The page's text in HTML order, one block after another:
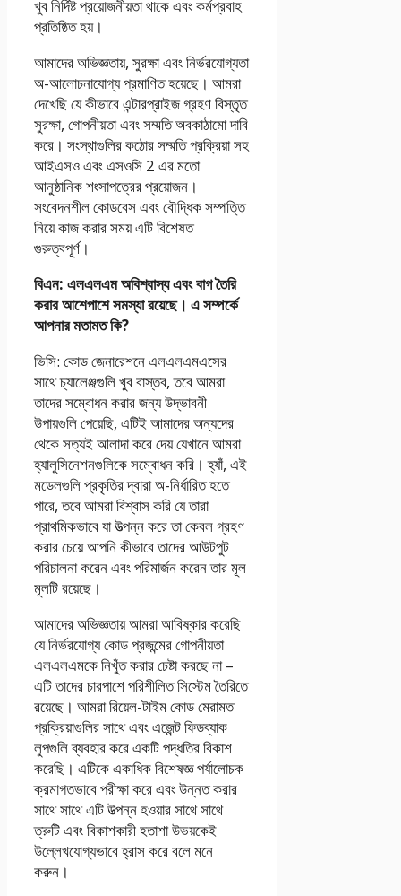
খুব নির্দিষ্ট প্রয়োজনীয়তা থাকে এবং কর্মপ্রবাহ
প্রতিষ্ঠিত হয়।
আমাদের অভিজ্ঞতায়, সুরক্ষা এবং নির্ভরযোগ্যতা
অ-আলোচনাযোগ্য প্রমাণিত হয়েছে। আমরা
দেখেছি যে কীভাবে এন্টারপ্রাইজ গ্রহণ বিস্তৃত
সুরক্ষা, গোপনীয়তা এবং সম্মতি অবকাঠামো দাবি
করে। সংস্থাগুলির কঠোর সম্মতি প্রক্রিয়া সহ
আইএসও এবং এসওসি 2 এর মতো
আনুষ্ঠানিক শংসাপত্রের প্রয়োজন।
সংবেদনশীল কোডবেস এবং বৌদ্ধিক সম্পত্তি
নিয়ে কাজ করার সময় এটি বিশেষত
গুরুত্বপূর্ণ।
বিএন: এলএলএম অবিশ্বাস্য এবং বাগ তৈরি
করার আশেপাশে সমস্যা রয়েছে। এ সম্পর্কে
আপনার মতামত কি?
ভিসি: কোড জেনারেশনে এলএলএমএসের
সাথে চ্যালেঞ্জগুলি খুব বাস্তব, তবে আমরা
তাদের সম্বোধন করার জন্য উদ্ভাবনী
উপায়গুলি পেয়েছি, এটিই আমাদের অন্যদের
থেকে সত্যই আলাদা করে দেয় যেখানে আমরা
হ্যালুসিনেশনগুলিকে সম্বোধন করি। হ্যাঁ, এই
মডেলগুলি প্রকৃতির দ্বারা অ-নির্ধারিত হতে
পারে, তবে আমরা বিশ্বাস করি যে তারা
প্রাথমিকভাবে যা উত্পন্ন করে তা কেবল গ্রহণ
করার চেয়ে আপনি কীভাবে তাদের আউটপুট
পরিচালনা করেন এবং পরিমার্জন করেন তার মূল
মূলটি রয়েছে।
আমাদের অভিজ্ঞতায় আমরা আবিষ্কার করেছি
যে নির্ভরযোগ্য কোড প্রজন্মের গোপনীয়তা
এলএলএমকে নিখুঁত করার চেষ্টা করছে না –
এটি তাদের চারপাশে পরিশীলিত সিস্টেম তৈরিতে
রয়েছে। আমরা রিয়েল-টাইম কোড মেরামত
প্রক্রিয়াগুলির সাথে এবং এজেন্ট ফিডব্যাক
লুপগুলি ব্যবহার করে একটি পদ্ধতির বিকাশ
করেছি। এটিকে একাধিক বিশেষজ্ঞ পর্যালোচক
ক্রমাগতভাবে পরীক্ষা করে এবং উন্নত করার
সাথে সাথে এটি উত্পন্ন হওয়ার সাথে সাথে
ত্রুটি এবং বিকাশকারী হতাশা উভয়কেই
উল্লেখযোগ্যভাবে হ্রাস করে বলে মনে
করুন।